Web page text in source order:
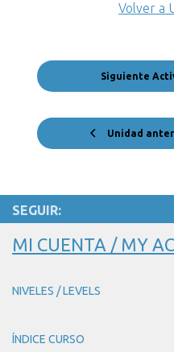
Unidad
Volver a
Siguiente
SEGUIR:
MI CUENTA / MY
NIVELES / LEVELS
ÍNDICE CURSO